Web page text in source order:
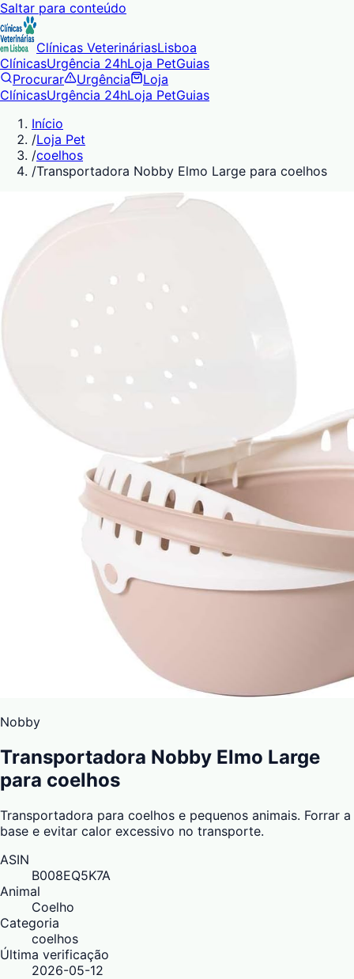
Saltar para conteúdo
Clínicas VeterináriasLisboa
ClínicasUrgência 24hLoja PetGuias
Procurar
Urgência
Loja
ClínicasUrgência 24hLoja PetGuias
Início
/Loja Pet
/coelhos
/Transportadora Nobby Elmo Large para coelhos
Nobby
Transportadora Nobby Elmo Large
para coelhos
Transportadora para coelhos e pequenos animais. Forrar a
base e evitar calor excessivo no transporte.
ASIN
B008EQ5K7A
Animal
Coelho
Categoria
coelhos
Última verificação
2026-05-12